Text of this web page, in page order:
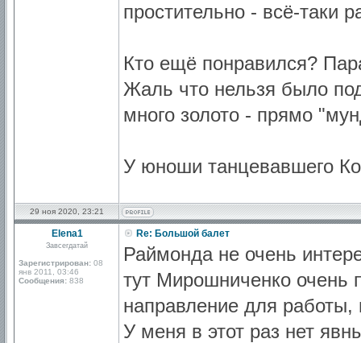
простительно - всё-таки
Кто ещё понравился?
Жаль что нельзя было
много золото - прямо
У юноши танцевавшего
29 ноя 2020, 23:21
Elena1
Завсегдатай
Зарегистрирован: 08
янв 2011, 03:46
Сообщения: 838
Re: Большой балет
Раймонда не очень
тут Мирошниченко очень
направление для
У меня в этот раз нет